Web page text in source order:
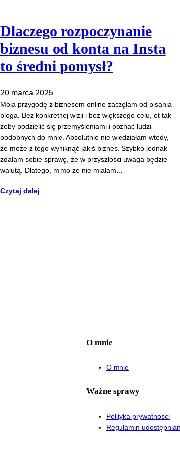
Dlaczego rozpoczynanie
biznesu od konta na Insta
to średni pomysł?
20 marca 2025
Moja przygodę z biznesem online zaczęłam od pisania
bloga. Bez konkretnej wizji i bez większego celu, ot tak
żeby podzielić się przemyśleniami i poznać ludzi
podobnych do mnie. Absolutnie nie wiedziałam wtedy,
że może z tego wyniknąć jakiś biznes. Szybko jednak
zdałam sobie sprawę, że w przyszłości uwaga będzie
walutą. Dlatego, mimo że nie miałam…
Czytaj dalej
O mnie
O mnie
Ważne sprawy
Polityka prywatności
Regulamin